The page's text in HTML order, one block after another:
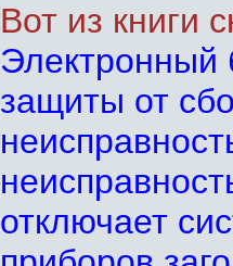
Вот из книги
Электронный
защиты от
отключает